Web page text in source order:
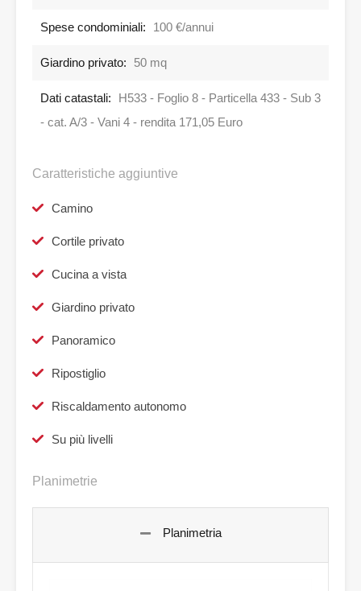
Spese condominiali: 100 €/annui
Giardino privato: 50 mq
Dati catastali:
H533 - Foglio 8 - Particella 433 - Sub 3
- cat. A/3 - Vani 4 - rendita 171,05 Euro
Caratteristiche aggiuntive
Camino
Cortile privato
Cucina a vista
Giardino privato
Panoramico
Ripostiglio
Riscaldamento autonomo
Su più livelli
Planimetrie
Planimetria